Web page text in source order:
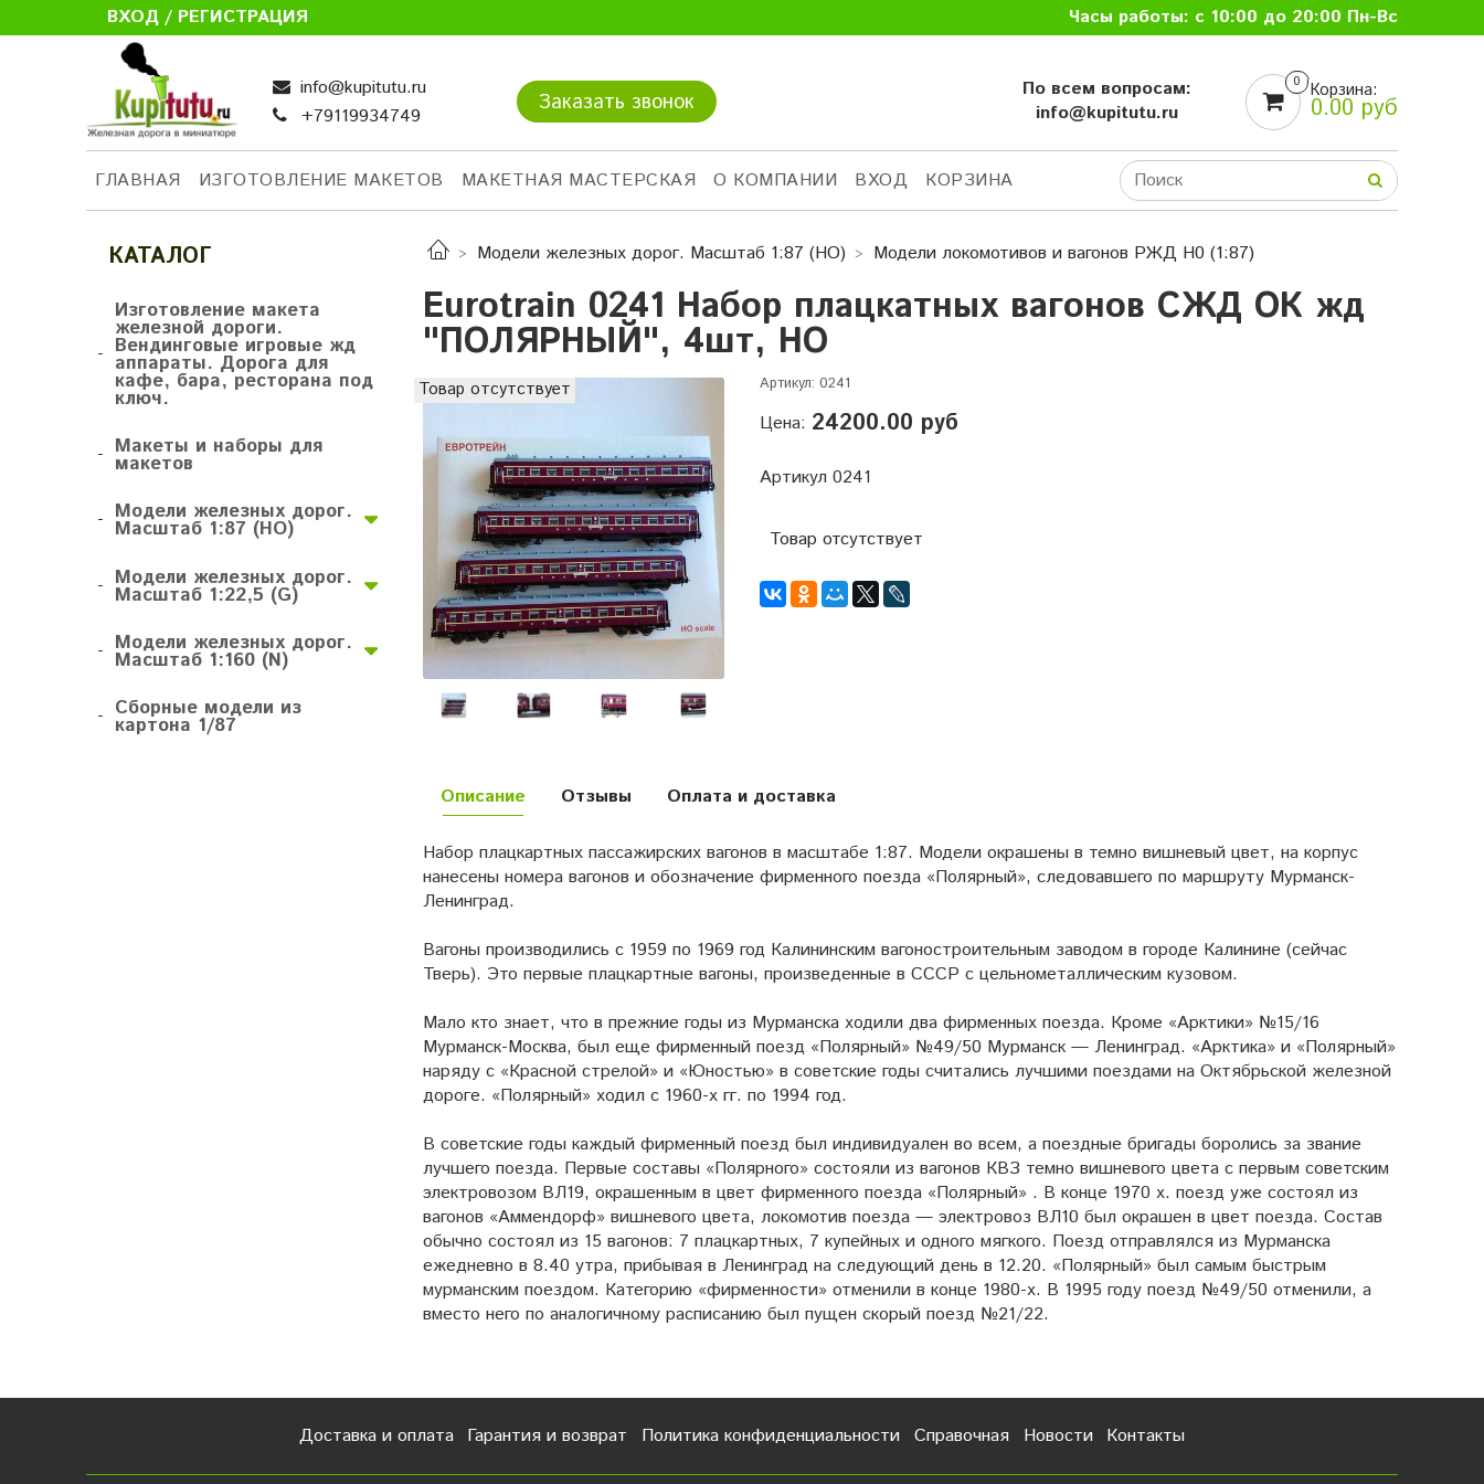
ВХОД / РЕГИСТРАЦИЯ Часы работы: с 10:00 до 20:00 Пн-Вс
info@kupitutu.ru
+79119934749
Заказать звонок
По всем вопросам:
info@kupitutu.ru
0 Корзина:
0.00 руб
ГЛАВНАЯ ИЗГОТОВЛЕНИЕ МАКЕТОВ МАКЕТНАЯ МАСТЕРСКАЯ О КОМПАНИИ ВХОД КОРЗИНА
Модели железных дорог. Масштаб 1:87 (HO) Модели локомотивов и вагонов РЖД H0 (1:87)
Eurotrain 0241 Набор плацкатных вагонов СЖД ОК жд
"ПОЛЯРНЫЙ", 4шт, НО
Товар отсутствует Артикул: 0241
Цена: 24200.00 руб
Артикул 0241
Товар отсутствует
Описание
Набор плацкартных пассажирских вагонов в масштабе 1:87. Модели окрашены в темно вишневый цвет, на корпус
нанесены номера вагонов и обозначение фирменного поезда «Полярный», следовавшего по маршруту Мурманск-
Ленинград.
Вагоны производились с 1959 по 1969 год Калининским вагоностроительным заводом в городе Калинине (сейчас
Тверь). Это первые плацкартные вагоны, произведенные в СССР с цельнометаллическим кузовом.
Мало кто знает, что в прежние годы из Мурманска ходили два фирменных поезда. Кроме «Арктики» №15/16
Мурманск-Москва, был еще фирменный поезд «Полярный» №49/50 Мурманск — Ленинград. «Арктика» и «Полярный»
наряду с «Красной стрелой» и «Юностью» в советские годы считались лучшими поездами на Октябрьской железной
дороге. «Полярный» ходил с 1960-х гг. по 1994 год.
В советские годы каждый фирменный поезд был индивидуален во всем, а поездные бригады боролись за звание
лучшего поезда. Первые составы «Полярного» состояли из вагонов КВЗ темно вишневого цвета с первым советским
электровозом ВЛ19, окрашенным в цвет фирменного поезда «Полярный» . В конце 1970 х. поезд уже состоял из
вагонов «Аммендорф» вишневого цвета, локомотив поезда — электровоз ВЛ10 был окрашен в цвет поезда. Состав
обычно состоял из 15 вагонов: 7 плацкартных, 7 купейных и одного мягкого. Поезд отправлялся из Мурманска
ежедневно в 8.40 утра, прибывая в Ленинград на следующий день в 12.20. «Полярный» был самым быстрым
мурманским поездом. Категорию «фирменности» отменили в конце 1980-х. В 1995 году поезд №49/50 отменили, а
вместо него по аналогичному расписанию был пущен скорый поезд №21/22.
Отзывы Оплата и доставка
КАТАЛОГ
-
Изготовление макета
железной дороги.
Вендинговые игровые жд
аппараты. Дорога для
кафе, бара, ресторана под
ключ.
- Макеты и наборы для
макетов
- Модели железных дорог.
Масштаб 1:87 (HO)
- Модели железных дорог.
Масштаб 1:22,5 (G)
- Модели железных дорог.
Масштаб 1:160 (N)
- Сборные модели из
картона 1/87
Доставка и оплата Гарантия и возврат Политика конфиденциальности Справочная Новости Контакты